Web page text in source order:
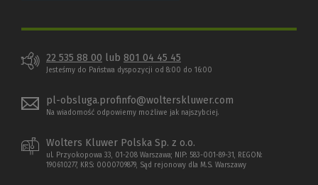
22 535 88 00 lub 801 04 45 45
Jesteśmy do Państwa dyspozycji od 8:00 do 16:00
pl-obsluga.profinfo@wolterskluwer.com
Na wiadomość odpowiemy możliwe jak najszybciej.
Wolters Kluwer Polska Sp. z o.o.
ul. Przyokopowa 33, 01-208 Warszawa; NIP: 583-001-89-31, REGON:
190610277, KRS: 0000709879, Sąd rejonowy dla M.S. Warszawy